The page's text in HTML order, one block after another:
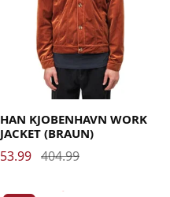
Medium X-Large
HAN KJOBENHAVN WORK
JACKET (BRAUN)
53.99 404.99